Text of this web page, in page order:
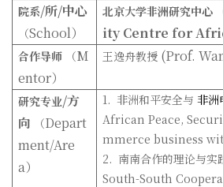
院系/所/中心
（School）
北京大学非洲研究中心
ity Centre for
合作导师 （M
entor）
王逸舟教授 (Prof.
研究专业/方
向
（Depart
ment/Are
a）
1. 非洲和平安全与 非洲
African Peace,
mmerce business
2. 南南合作的理论与实
South-South